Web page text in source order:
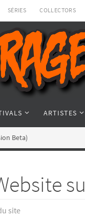
SÉRIES COLLECTORS
ARTISTES
Beta)
site